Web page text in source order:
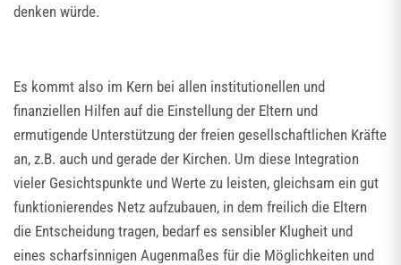
denken würde.
Es kommt also im Kern bei allen institutionellen und
finanziellen Hilfen auf die Einstellung der Eltern und
ermutigende Unterstützung der freien gesellschaftlichen Kräfte
an, z.B. auch und gerade der Kirchen. Um diese Integration
vieler Gesichtspunkte und Werte zu leisten, gleichsam ein gut
funktionierendes Netz aufzubauen, in dem freilich die Eltern
die Entscheidung tragen, bedarf es sensibler Klugheit und
eines scharfsinnigen Augenmaßes für die Möglichkeiten und